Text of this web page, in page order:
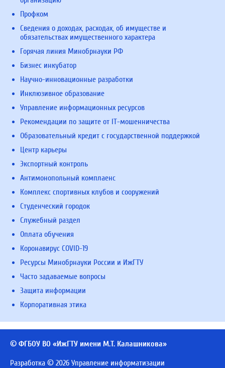
Профком
Сведения о доходах, расходах, об имуществе и
обязательствах имущественного характера
Горячая линия Минобрнауки РФ
Бизнес инкубатор
Научно-инновационные разработки
Инклюзивное образование
Управление информационных ресурсов
Рекомендации по защите от IT-мошенничества
Образовательный кредит с государственной поддержкой
Центр карьеры
Экспортный контроль
Антимонопольный комплаенс
Комплекс спортивных клубов и сооружений
Студенческий городок
Служебный раздел
Оплата обучения
Коронавирус COVID-19
Ресурсы Минобрнауки России и ИжГТУ
Часто задаваемые вопросы
Защита информации
Корпоративная этика
© ФГБОУ ВО «ИжГТУ имени М.Т. Калашникова»
Разработка © 2026 Управление информатизации